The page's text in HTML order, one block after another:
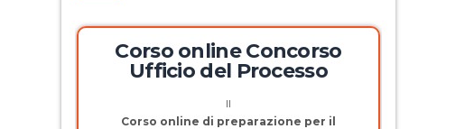
Corso online Concorso
Ufficio del Processo
Corso online di preparazione per il